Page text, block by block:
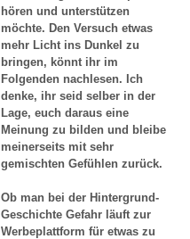
hören und unterstützen
möchte. Den Versuch etwas
mehr Licht ins Dunkel zu
bringen, könnt ihr im
Folgenden nachlesen. Ich
denke, ihr seid selber in der
Lage, euch daraus eine
Meinung zu bilden und bleibe
meinerseits mit sehr
gemischten Gefühlen zurück.
Ob man bei der Hintergrund-
Geschichte Gefahr läuft zur
Werbeplattform für etwas zu